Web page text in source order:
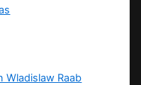
Wladislaw Raab